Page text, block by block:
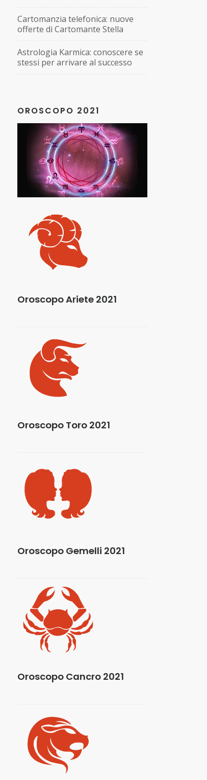
Cartomanzia telefonica: nuove
offerte di Cartomante Stella
Astrologia Karmica: conoscere se
stessi per arrivare al successo
OROSCOPO 2021
Oroscopo Ariete 2021
Oroscopo Toro 2021
Oroscopo Gemelli 2021
Oroscopo Cancro 2021